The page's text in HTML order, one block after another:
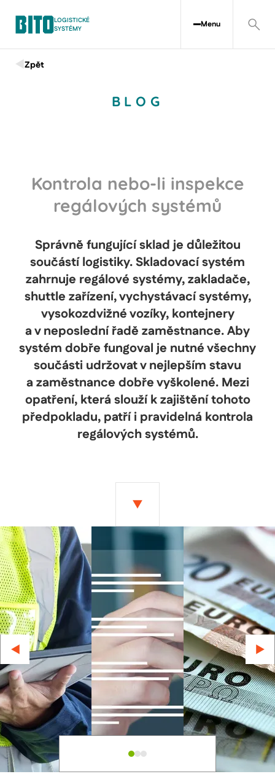
LOGISTICKÉ
SYSTÉMY
Menu
Zpět
BLOG
Kontrola nebo-li inspekce
regálových systémů
Správně fungující sklad je důležitou
součástí logistiky. Skladovací systém
zahrnuje regálové systémy, zakladače,
shuttle zařízení, vychystávací systémy,
vysokozdvižné vozíky, kontejnery
a v neposlední řadě zaměstnance. Aby
systém dobře fungoval je nutné všechny
součásti udržovat v nejlepším stavu
a zaměstnance dobře vyškolené. Mezi
opatření, která slouží k zajištění tohoto
předpokladu, patří i pravidelná kontrola
regálových systémů.